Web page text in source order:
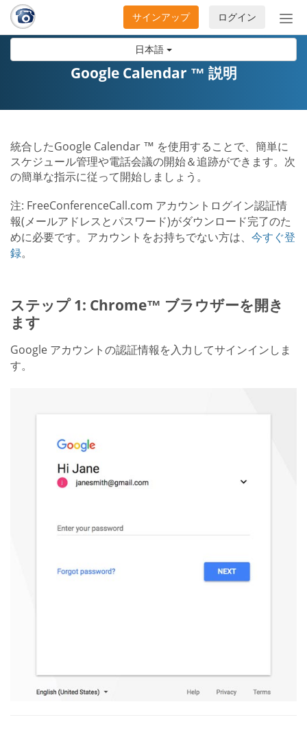
日本語
ナ
ビ
開
閉
ログイン
サインアップ
Google Calendar ™ 説明
統合したGoogle Calendar ™ を使用することで、簡単に
スケジュール管理や電話会議の開始＆追跡ができます。次
の簡単な指示に従って開始しましょう。
注: FreeConferenceCall.com アカウントログイン認証情
報(メールアドレスとパスワード)がダウンロード完了のた
めに必要です。アカウントをお持ちでない方は、 今すぐ登
録。
ステップ 1: Chrome™ ブラウザーを開き
ます
Google アカウントの認証情報を入力してサインインしま
す。